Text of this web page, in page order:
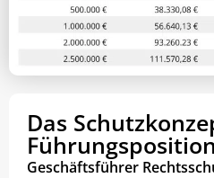
Das
Führungsposition
Geschäftsführer